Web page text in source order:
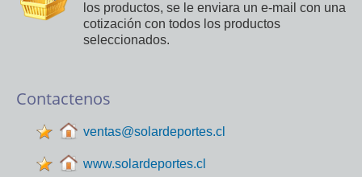
los productos, se le enviara un e-mail con una
cotización con todos los productos
seleccionados.
Contactenos
ventas@solardeportes.cl
www.solardeportes.cl